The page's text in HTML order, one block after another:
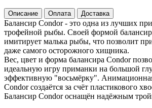
Описание Оплата Доставка
Балансир Condor - это одна из лучших
трофейной рыбы. Своей формой
имитирует малька рыбы, что позволит
даже самого осторожного хищника.
Вес, цвет и форма балансира Condor
идеальную игру приманки на большой
эффективную "восьмёрку".
Condor создаётся за счёт пластикового
Балансир Condor оснащён надёжным